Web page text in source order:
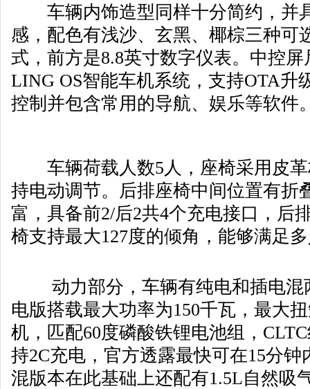
车辆内饰造型同样十分简约，并
感，配色有浅沙、玄黑、椰棕三种可
式，前方是8.8英寸数字仪表。中控
LING OS智能车机系统，支持OTA升
控制并包含常用的导航、娱乐等软件
车辆荷载人数5人，座椅采用皮革
持电动调节。后排座椅中间位置有折
富，具备前2/后2共4个充电接口，后
椅支持最大127度的倾角，能够满足
动力部分，车辆有纯电和插电混
电版搭载最大功率为150千瓦，最大
机，匹配60度磷酸铁锂电池组，
持2C充电，官方透露最快可在15分钟
混版本在此基础上还配有1.5L自然吸